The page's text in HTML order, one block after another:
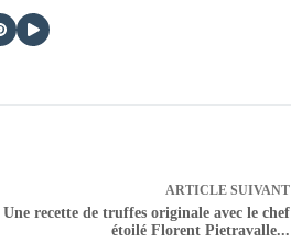
ARTICLESUIVANT
Une recette de truffes originale avec le chef
étoilé Florent Pietravalle...